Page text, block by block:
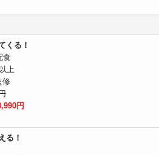
くる！
食
上
修
円
る！